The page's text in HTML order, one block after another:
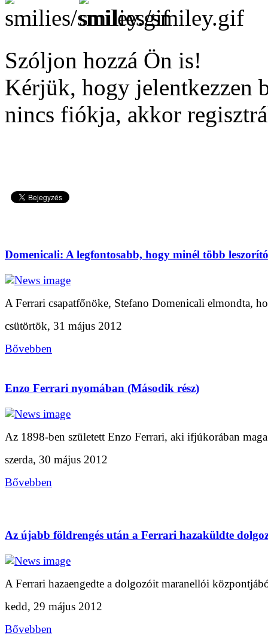
Szóljon hozzá Ön is!
Kérjük, hogy jelentkezzen
nincs fiókja, akkor
Domenicali: A legfontosabb, hogy minél több
A Ferrari csapatfőnöke, Stefano Domenicali elmondta,
csütörtök, 31 május 2012
Bővebben
Enzo Ferrari nyomában (Második rész)
Az 1898-ben született Enzo Ferrari, aki ifjúkorában
szerda, 30 május 2012
Bővebben
Az újabb földrengés után a Ferrari hazaküldte
A Ferrari hazaengedte a dolgozóit maranellói
kedd, 29 május 2012
Bővebben